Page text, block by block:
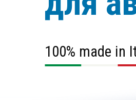
100% made in